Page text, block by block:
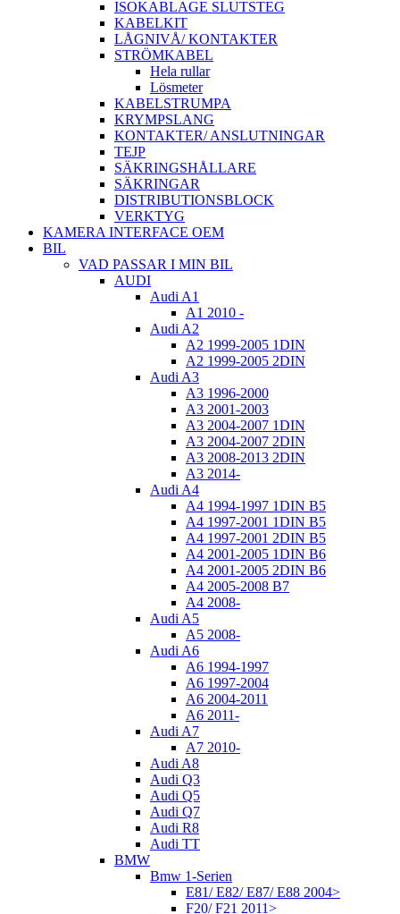
ISOKABLAGE SLUTSTEG
KABELKIT
LÅGNIVÅ/ KONTAKTER
STRÖMKABEL
Hela rullar
Lösmeter
KABELSTRUMPA
KRYMPSLANG
KONTAKTER/ ANSLUTNINGAR
TEJP
SÄKRINGSHÅLLARE
SÄKRINGAR
DISTRIBUTIONSBLOCK
VERKTYG
KAMERA INTERFACE OEM
BIL
VAD PASSAR I MIN BIL
AUDI
Audi A1
A1 2010 -
Audi A2
A2 1999-2005 1DIN
A2 1999-2005 2DIN
Audi A3
A3 1996-2000
A3 2001-2003
A3 2004-2007 1DIN
A3 2004-2007 2DIN
A3 2008-2013 2DIN
A3 2014-
Audi A4
A4 1994-1997 1DIN B5
A4 1997-2001 1DIN B5
A4 1997-2001 2DIN B5
A4 2001-2005 1DIN B6
A4 2001-2005 2DIN B6
A4 2005-2008 B7
A4 2008-
Audi A5
A5 2008-
Audi A6
A6 1994-1997
A6 1997-2004
A6 2004-2011
A6 2011-
Audi A7
A7 2010-
Audi A8
Audi Q3
Audi Q5
Audi Q7
Audi R8
Audi TT
BMW
Bmw 1-Serien
E81/ E82/ E87/ E88 2004>
F20/ F21 2011>